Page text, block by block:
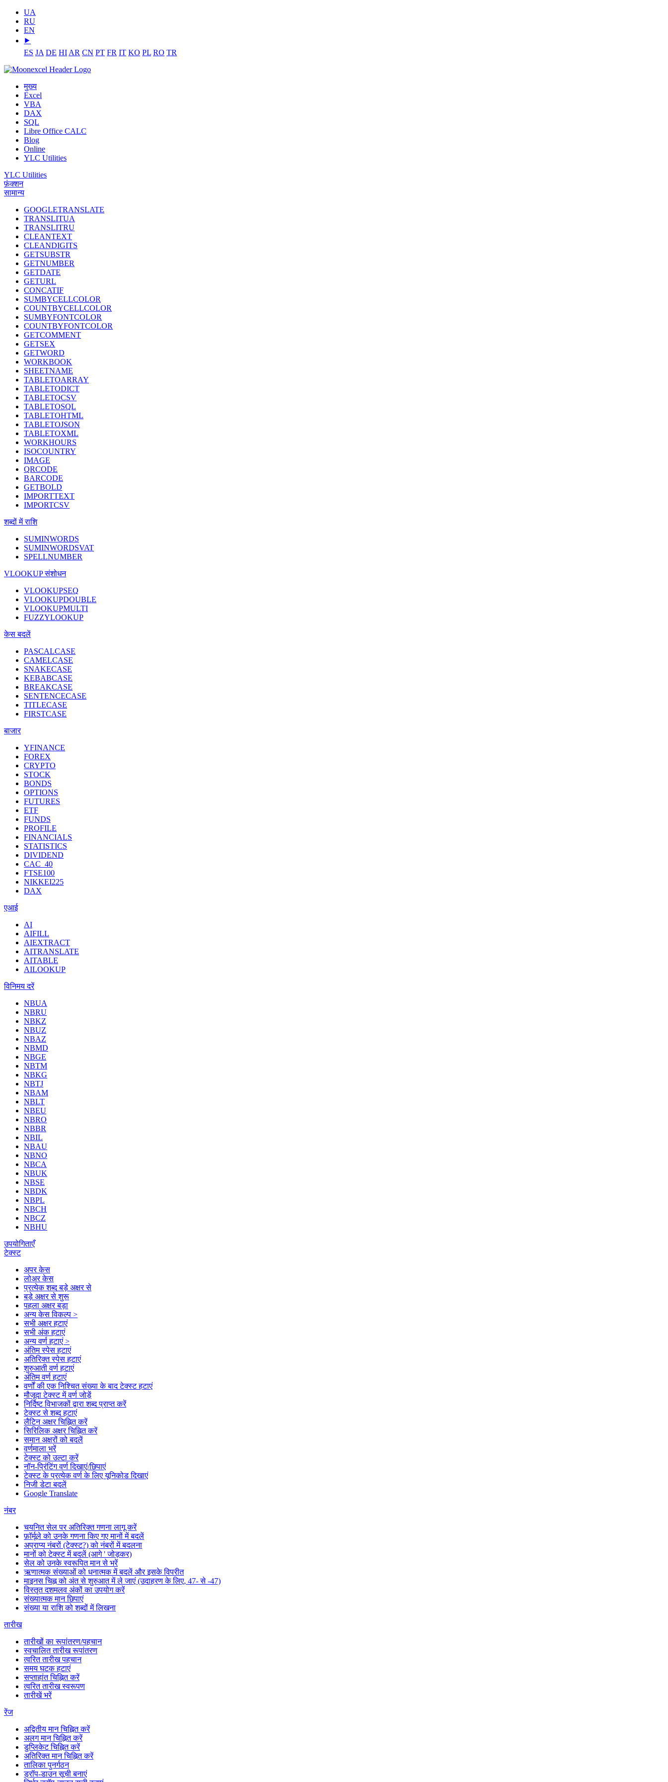
UA
RU
EN
⯈
ES JA DE HI AR CN PT FR IT KO PL RO TR
मुख्य
Excel
VBA
DAX
SQL
Libre Office CALC
Blog
Online
YLC Utilities
YLC Utilities
फ़ंक्शन
सामान्य
GOOGLETRANSLATE
TRANSLITUA
TRANSLITRU
CLEANTEXT
CLEANDIGITS
GETSUBSTR
GETNUMBER
GETDATE
GETURL
CONCATIF
SUMBYCELLCOLOR
COUNTBYCELLCOLOR
SUMBYFONTCOLOR
COUNTBYFONTCOLOR
GETCOMMENT
GETSEX
GETWORD
WORKBOOK
SHEETNAME
TABLETOARRAY
TABLETODICT
TABLETOCSV
TABLETOSQL
TABLETOHTML
TABLETOJSON
TABLETOXML
WORKHOURS
ISOCOUNTRY
IMAGE
QRCODE
BARCODE
GETBOLD
IMPORTTEXT
IMPORTCSV
शब्दों में राशि
SUMINWORDS
SUMINWORDSVAT
SPELLNUMBER
VLOOKUP संशोधन
VLOOKUPSEQ
VLOOKUPDOUBLE
VLOOKUPMULTI
FUZZYLOOKUP
केस बदलें
PASCALCASE
CAMELCASE
SNAKECASE
KEBABCASE
BREAKCASE
SENTENCECASE
TITLECASE
FIRSTCASE
बाजार
YFINANCE
FOREX
CRYPTO
STOCK
BONDS
OPTIONS
FUTURES
ETF
FUNDS
PROFILE
FINANCIALS
STATISTICS
DIVIDEND
CAC_40
FTSE100
NIKKEI225
DAX
एआई
AI
AIFILL
AIEXTRACT
AITRANSLATE
AITABLE
AILOOKUP
विनिमय दरें
NBUA
NBRU
NBKZ
NBUZ
NBAZ
NBMD
NBGE
NBTM
NBKG
NBTJ
NBAM
NBLT
NBEU
NBRO
NBBR
NBIL
NBAU
NBNO
NBCA
NBUK
NBSE
NBDK
NBPL
NBCH
NBCZ
NBHU
उपयोगिताएँ
टेक्स्ट
अपर केस
लोअर केस
प्रत्येक शब्द बड़े अक्षर से
बड़े अक्षर से शुरू
पहला अक्षर बड़ा
अन्य केस विकल्प >
सभी अक्षर हटाएं
सभी अंक हटाएं
अन्य वर्ण हटाएं >
अंतिम स्पेस हटाएं
अतिरिक्त स्पेस हटाएं
शुरुआती वर्ण हटाएं
अंतिम वर्ण हटाएं
वर्णों की एक निश्चित संख्या के बाद टेक्स्ट हटाएं
मौजूदा टेक्स्ट में वर्ण जोड़ें
निर्दिष्ट विभाजकों द्वारा शब्द प्राप्त करें
टेक्स्ट से शब्द हटाएं
लैटिन अक्षर चिह्नित करें
सिरिलिक अक्षर चिह्नित करें
समान अक्षरों को बदलें
वर्णमाला भरें
टेक्स्ट को उल्टा करें
नॉन-प्रिंटिंग वर्ण दिखाएं/छिपाएं
टेक्स्ट के प्रत्येक वर्ण के लिए यूनिकोड दिखाएं
निजी डेटा बदलें
Google Translate
नंबर
चयनित सेल पर अतिरिक्त गणना लागू करें
फ़ॉर्मूले को उनके गणना किए गए मानों में बदलें
अप्राप्य नंबरों (टेक्स्ट?) को नंबरों में बदलना
मानों को टेक्स्ट में बदलें (आगे ' जोड़कर)
सेल को उनके स्वरूपित मान से भरें
ऋणात्मक संख्याओं को धनात्मक में बदलें और इसके विपरीत
माइनस चिह्न को अंत से शुरुआत में ले जाएं (उदाहरण के लिए, 47- से -47)
विस्तृत दशमलव अंकों का उपयोग करें
संख्यात्मक मान छिपाएं
संख्या या राशि को शब्दों में लिखना
तारीख
तारीखों का रूपांतरण/पहचान
स्वचालित तारीख रूपांतरण
त्वरित तारीख पहचान
समय घटक हटाएं
सप्ताहांत चिह्नित करें
त्वरित तारीख स्वरूपण
तारीखें भरें
रेंज
अद्वितीय मान चिह्नित करें
अलग मान चिह्नित करें
डुप्लिकेट चिह्नित करें
अतिरिक्त मान चिह्नित करें
तालिका पुनर्गठन
ड्रॉप-डाउन सूची बनाएं